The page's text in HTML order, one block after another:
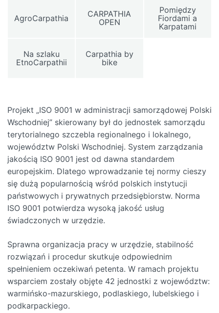
AgroCarpathia
CARPATHIA
OPEN
Pomiędzy
Fiordami a
Karpatami
Na szlaku
EtnoCarpathii
Carpathia by
bike
Projekt „ISO 9001 w administracji samorządowej Polski
Wschodniej” skierowany był do jednostek samorządu
terytorialnego szczebla regionalnego i lokalnego,
województw Polski Wschodniej. System zarządzania
jakością ISO 9001 jest od dawna standardem
europejskim. Dlatego wprowadzanie tej normy cieszy
się dużą popularnością wśród polskich instytucji
państwowych i prywatnych przedsiębiorstw. Norma
ISO 9001 potwierdza wysoką jakość usług
świadczonych w urzędzie.
Sprawna organizacja pracy w urzędzie, stabilność
rozwiązań i procedur skutkuje odpowiednim
spełnieniem oczekiwań petenta. W ramach projektu
wsparciem zostały objęte 42 jednostki z województw:
warmińsko-mazurskiego, podlaskiego, lubelskiego i
podkarpackiego.